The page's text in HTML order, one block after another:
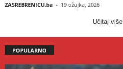
ZASREBRENICU.ba - 19 ožujka, 2026
Učitaj više
POPULARNO